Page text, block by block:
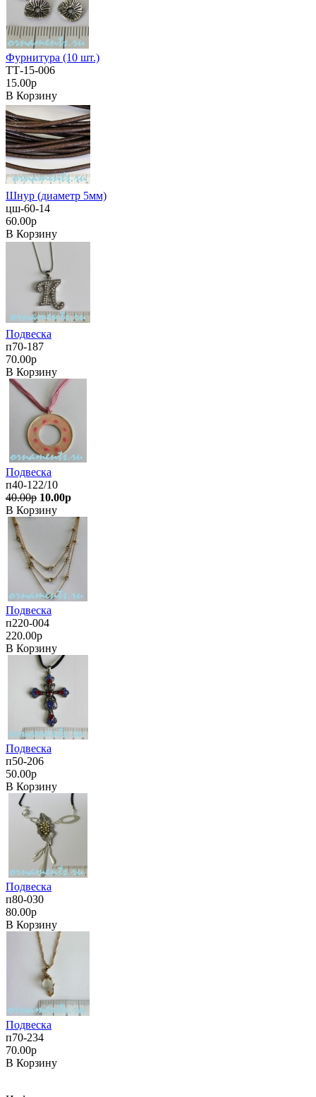
Фурнитура (10 шт.)
ТТ-15-006
15.00р
В Корзину
Шнур (диаметр 5мм)
цш-60-14
60.00р
В Корзину
Подвеска
п70-187
70.00р
В Корзину
Подвеска
п40-122/10
40.00р 10.00р
В Корзину
Подвеска
п220-004
220.00р
В Корзину
Подвеска
п50-206
50.00р
В Корзину
Подвеска
п80-030
80.00р
В Корзину
Подвеска
п70-234
70.00р
В Корзину